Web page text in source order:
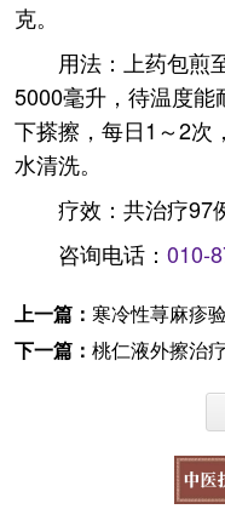
克。
用法：上药包煎
5000毫升，待温度能
下搽擦，每日1～2次
水清洗。
疗效：共治疗97
咨询电话： 010-
上一篇： 寒冷性荨麻疹
下一篇： 桃仁液外擦治